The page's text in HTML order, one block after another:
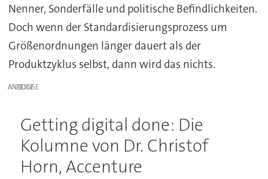
Nenner, Sonderfälle und politische Befindlichkeiten.
Doch wenn der Standardisierungsprozess um
Größenordnungen länger dauert als der
Produktzyklus selbst, dann wird das nichts.
ANZEIGE
Getting digital done: Die
Kolumne von Dr. Christof
Horn, Accenture